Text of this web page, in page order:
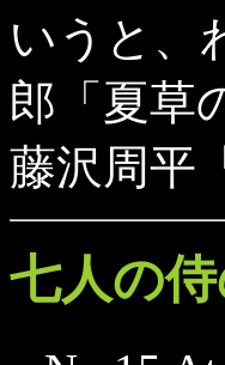
いうと、
郎「夏草
藤沢周平
七人の